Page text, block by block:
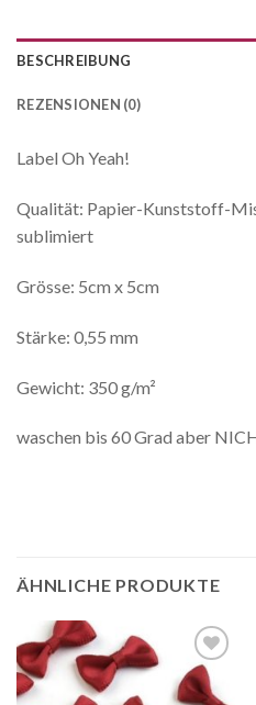
BESCHREIBUNG
REZENSIONEN (0)
Label Oh Yeah!
Qualität: Papier-Kunststoff-
sublimiert
Grösse: 5cm x 5cm
Stärke: 0,55 mm
Gewicht: 350 g/m²
waschen bis 60 Grad aber
ÄHNLICHE PRODUKTE
Auf die
Wunschliste